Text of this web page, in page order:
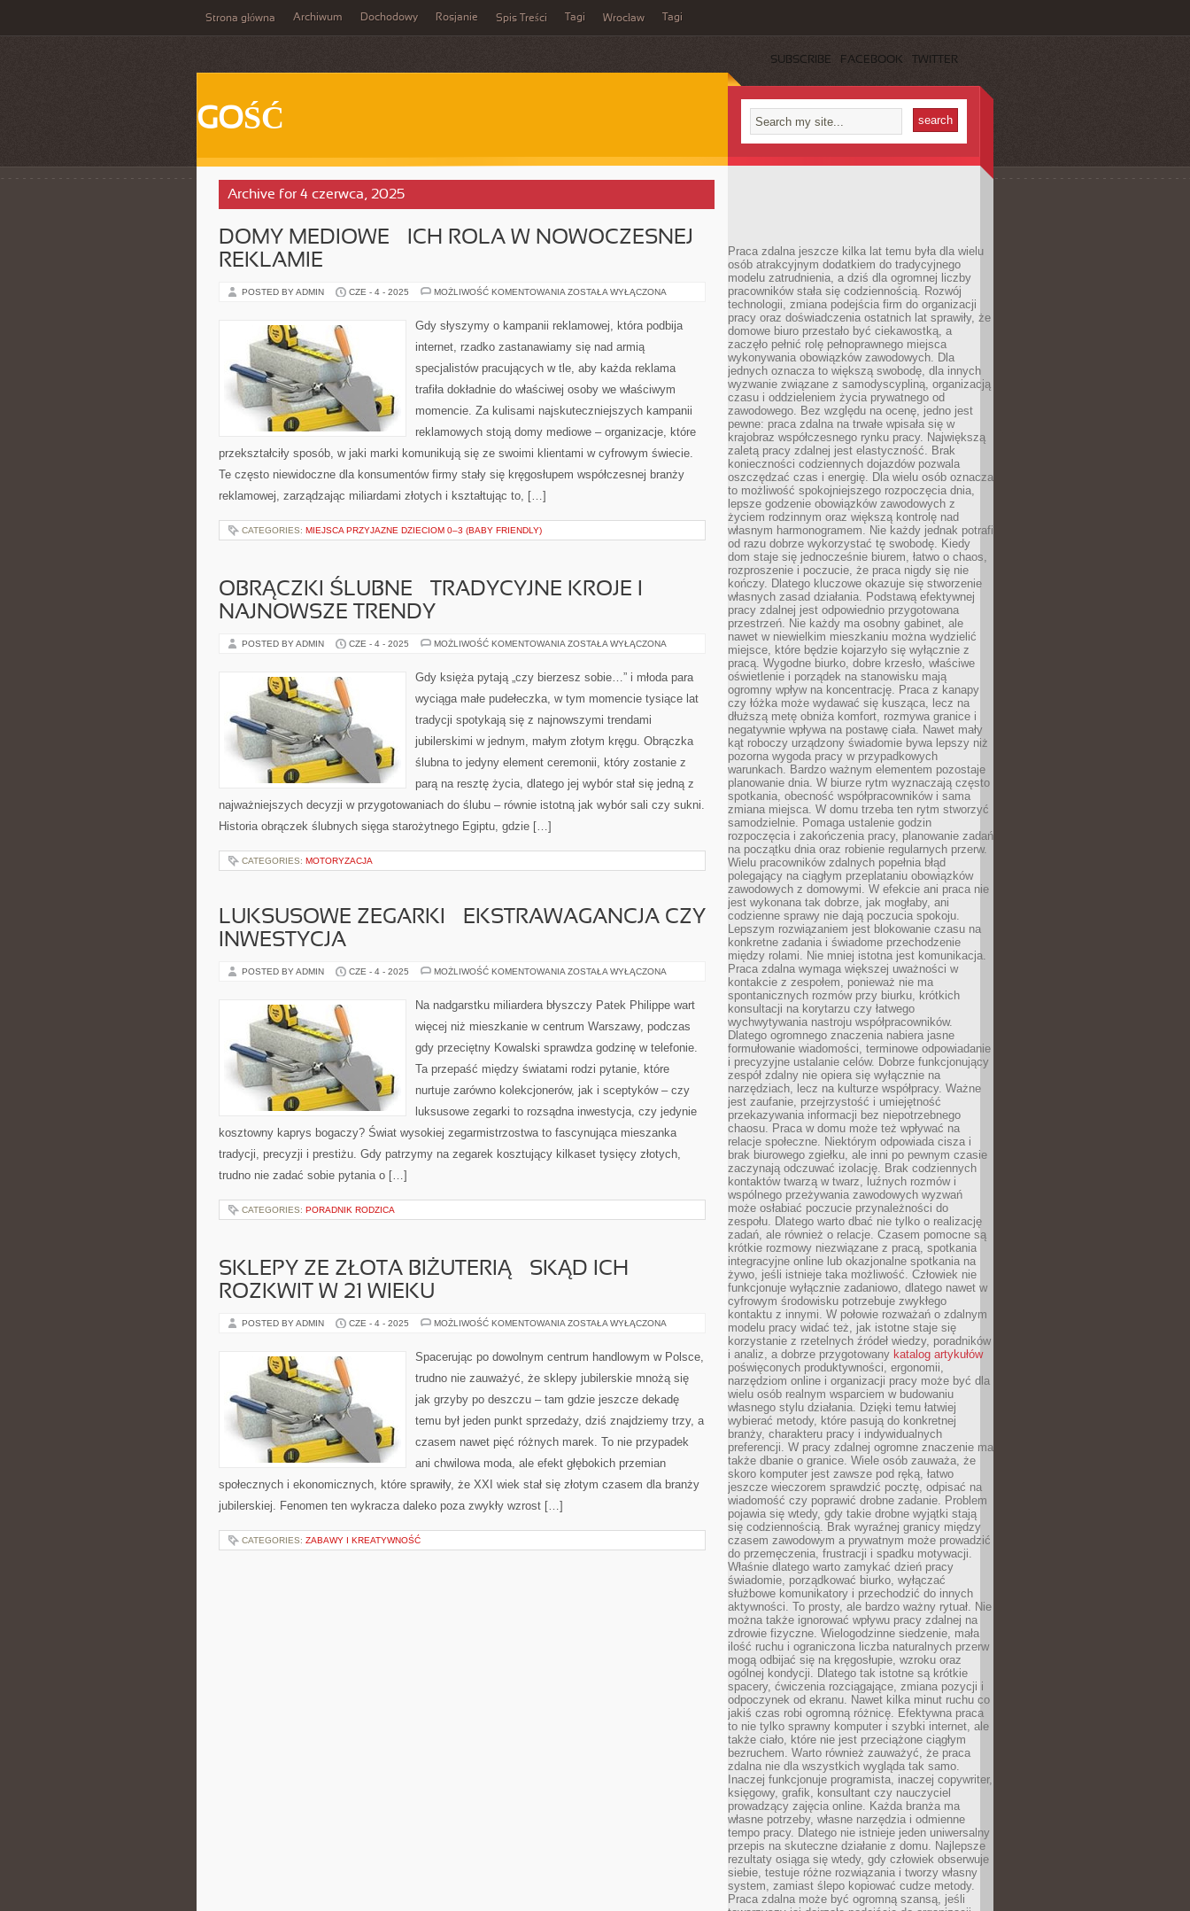
Strona główna Archiwum Dochodowy Rosjanie Spis Treści Tagi Wrocław Tagi
SUBSCRIBE FACEBOOK TWITTER
GOŚĆ
Archive for 4 czerwca, 2025
DOMY MEDIOWE – ICH ROLA W NOWOCZESNEJ
REKLAMIE
POSTED BY ADMIN CZE - 4 - 2025 MOŻLIWOŚĆ KOMENTOWANIA DOMY
ICH
ROLA
NOWOCZESNEJ
ZOSTAŁA WYŁĄCZONA
Gdy słyszymy o kampanii reklamowej, która podbija
internet, rzadko zastanawiamy się nad armią
specjalistów pracujących w tle, aby każda reklama
trafiła dokładnie do właściwej osoby we właściwym
momencie. Za kulisami najskuteczniejszych kampanii
reklamowych stoją domy mediowe – organizacje, które
przekształciły sposób, w jaki marki komunikują się ze swoimi klientami w cyfrowym świecie.
Te często niewidoczne dla konsumentów firmy stały się kręgosłupem współczesnej branży
reklamowej, zarządzając miliardami złotych i kształtując to, […]
CATEGORIES: MIEJSCA PRZYJAZNE DZIECIOM 0–3 (BABY FRIENDLY)
OBRĄCZKI ŚLUBNE – TRADYCYJNE KROJE I
NAJNOWSZE TRENDY
POSTED BY ADMIN CZE - 4 - 2025 MOŻLIWOŚĆ KOMENTOWANIA OBRĄCZKI
TRADYCYJNE
KROJE
NAJNOWSZE
ZOSTAŁA WYŁĄCZONA
Gdy księża pytają „czy bierzesz sobie…” i młoda para
wyciąga małe pudełeczka, w tym momencie tysiące lat
tradycji spotykają się z najnowszymi trendami
jubilerskimi w jednym, małym złotym kręgu. Obrączka
ślubna to jedyny element ceremonii, który zostanie z
parą na resztę życia, dlatego jej wybór stał się jedną z
najważniejszych decyzji w przygotowaniach do ślubu – równie istotną jak wybór sali czy sukni.
Historia obrączek ślubnych sięga starożytnego Egiptu, gdzie […]
CATEGORIES: MOTORYZACJA
LUKSUSOWE ZEGARKI – EKSTRAWAGANCJA CZY
INWESTYCJA
POSTED BY ADMIN CZE - 4 - 2025 MOŻLIWOŚĆ KOMENTOWANIA LUKSUSOWE
EKSTRAWAGANCJA
CZY
ZOSTAŁA WYŁĄCZONA
Na nadgarstku miliardera błyszczy Patek Philippe wart
więcej niż mieszkanie w centrum Warszawy, podczas
gdy przeciętny Kowalski sprawdza godzinę w telefonie.
Ta przepaść między światami rodzi pytanie, które
nurtuje zarówno kolekcjonerów, jak i sceptyków – czy
luksusowe zegarki to rozsądna inwestycja, czy jedynie
kosztowny kaprys bogaczy? Świat wysokiej zegarmistrzostwa to fascynująca mieszanka
tradycji, precyzji i prestiżu. Gdy patrzymy na zegarek kosztujący kilkaset tysięcy złotych,
trudno nie zadać sobie pytania o […]
CATEGORIES: PORADNIK RODZICA
SKLEPY ZE ZŁOTA BIŻUTERIĄ – SKĄD ICH
ROZKWIT W 21 WIEKU
POSTED BY ADMIN CZE - 4 - 2025 MOŻLIWOŚĆ KOMENTOWANIA SKLEPY
BIŻUTERIĄ
–
ICH
W
WIEKU
ZOSTAŁA WYŁĄCZONA
Spacerując po dowolnym centrum handlowym w Polsce,
trudno nie zauważyć, że sklepy jubilerskie mnożą się
jak grzyby po deszczu – tam gdzie jeszcze dekadę
temu był jeden punkt sprzedaży, dziś znajdziemy trzy, a
czasem nawet pięć różnych marek. To nie przypadek
ani chwilowa moda, ale efekt głębokich przemian
społecznych i ekonomicznych, które sprawiły, że XXI wiek stał się złotym czasem dla branży
jubilerskiej. Fenomen ten wykracza daleko poza zwykły wzrost […]
CATEGORIES: ZABAWY I KREATYWNOŚĆ
Praca zdalna jeszcze kilka lat temu była dla wielu
osób atrakcyjnym dodatkiem do tradycyjnego
modelu zatrudnienia, a dziś dla ogromnej liczby
pracowników stała się codziennością. Rozwój
technologii, zmiana podejścia firm do organizacji
pracy oraz doświadczenia ostatnich lat sprawiły, że
domowe biuro przestało być ciekawostką, a
zaczęło pełnić rolę pełnoprawnego miejsca
wykonywania obowiązków zawodowych. Dla
jednych oznacza to większą swobodę, dla innych
wyzwanie związane z samodyscypliną, organizacją
czasu i oddzieleniem życia prywatnego od
zawodowego. Bez względu na ocenę, jedno jest
pewne: praca zdalna na trwałe wpisała się w
krajobraz współczesnego rynku pracy. Największą
zaletą pracy zdalnej jest elastyczność. Brak
konieczności codziennych dojazdów pozwala
oszczędzać czas i energię. Dla wielu osób oznacza
to możliwość spokojniejszego rozpoczęcia dnia,
lepsze godzenie obowiązków zawodowych z
życiem rodzinnym oraz większą kontrolę nad
własnym harmonogramem. Nie każdy jednak potrafi
od razu dobrze wykorzystać tę swobodę. Kiedy
dom staje się jednocześnie biurem, łatwo o chaos,
rozproszenie i poczucie, że praca nigdy się nie
kończy. Dlatego kluczowe okazuje się stworzenie
własnych zasad działania. Podstawą efektywnej
pracy zdalnej jest odpowiednio przygotowana
przestrzeń. Nie każdy ma osobny gabinet, ale
nawet w niewielkim mieszkaniu można wydzielić
miejsce, które będzie kojarzyło się wyłącznie z
pracą. Wygodne biurko, dobre krzesło, właściwe
oświetlenie i porządek na stanowisku mają
ogromny wpływ na koncentrację. Praca z kanapy
czy łóżka może wydawać się kusząca, lecz na
dłuższą metę obniża komfort, rozmywa granice i
negatywnie wpływa na postawę ciała. Nawet mały
kąt roboczy urządzony świadomie bywa lepszy niż
pozorna wygoda pracy w przypadkowych
warunkach. Bardzo ważnym elementem pozostaje
planowanie dnia. W biurze rytm wyznaczają często
spotkania, obecność współpracowników i sama
zmiana miejsca. W domu trzeba ten rytm stworzyć
samodzielnie. Pomaga ustalenie godzin
rozpoczęcia i zakończenia pracy, planowanie zadań
na początku dnia oraz robienie regularnych przerw.
Wielu pracowników zdalnych popełnia błąd
polegający na ciągłym przeplataniu obowiązków
zawodowych z domowymi. W efekcie ani praca nie
jest wykonana tak dobrze, jak mogłaby, ani
codzienne sprawy nie dają poczucia spokoju.
Lepszym rozwiązaniem jest blokowanie czasu na
konkretne zadania i świadome przechodzenie
między rolami. Nie mniej istotna jest komunikacja.
Praca zdalna wymaga większej uważności w
kontakcie z zespołem, ponieważ nie ma
spontanicznych rozmów przy biurku, krótkich
konsultacji na korytarzu czy łatwego
wychwytywania nastroju współpracowników.
Dlatego ogromnego znaczenia nabiera jasne
formułowanie wiadomości, terminowe odpowiadanie
i precyzyjne ustalanie celów. Dobrze funkcjonujący
zespół zdalny nie opiera się wyłącznie na
narzędziach, lecz na kulturze współpracy. Ważne
jest zaufanie, przejrzystość i umiejętność
przekazywania informacji bez niepotrzebnego
chaosu. Praca w domu może też wpływać na
relacje społeczne. Niektórym odpowiada cisza i
brak biurowego zgiełku, ale inni po pewnym czasie
zaczynają odczuwać izolację. Brak codziennych
kontaktów twarzą w twarz, luźnych rozmów i
wspólnego przeżywania zawodowych wyzwań
może osłabiać poczucie przynależności do
zespołu. Dlatego warto dbać nie tylko o realizację
zadań, ale również o relacje. Czasem pomocne są
krótkie rozmowy niezwiązane z pracą, spotkania
integracyjne online lub okazjonalne spotkania na
żywo, jeśli istnieje taka możliwość. Człowiek nie
funkcjonuje wyłącznie zadaniowo, dlatego nawet w
cyfrowym środowisku potrzebuje zwykłego
kontaktu z innymi. W połowie rozważań o zdalnym
modelu pracy widać też, jak istotne staje się
korzystanie z rzetelnych źródeł wiedzy, poradników
i analiz, a dobrze przygotowany katalog artykułów
poświęconych produktywności, ergonomii,
narzędziom online i organizacji pracy może być dla
wielu osób realnym wsparciem w budowaniu
własnego stylu działania. Dzięki temu łatwiej
wybierać metody, które pasują do konkretnej
branży, charakteru pracy i indywidualnych
preferencji. W pracy zdalnej ogromne znaczenie ma
także dbanie o granice. Wiele osób zauważa, że
skoro komputer jest zawsze pod ręką, łatwo
jeszcze wieczorem sprawdzić pocztę, odpisać na
wiadomość czy poprawić drobne zadanie. Problem
pojawia się wtedy, gdy takie drobne wyjątki stają
się codziennością. Brak wyraźnej granicy między
czasem zawodowym a prywatnym może prowadzić
do przemęczenia, frustracji i spadku motywacji.
Właśnie dlatego warto zamykać dzień pracy
świadomie, porządkować biurko, wyłączać
służbowe komunikatory i przechodzić do innych
aktywności. To prosty, ale bardzo ważny rytuał. Nie
można także ignorować wpływu pracy zdalnej na
zdrowie fizyczne. Wielogodzinne siedzenie, mała
ilość ruchu i ograniczona liczba naturalnych przerw
mogą odbijać się na kręgosłupie, wzroku oraz
ogólnej kondycji. Dlatego tak istotne są krótkie
spacery, ćwiczenia rozciągające, zmiana pozycji i
odpoczynek od ekranu. Nawet kilka minut ruchu co
jakiś czas robi ogromną różnicę. Efektywna praca
to nie tylko sprawny komputer i szybki internet, ale
także ciało, które nie jest przeciążone ciągłym
bezruchem. Warto również zauważyć, że praca
zdalna nie dla wszystkich wygląda tak samo.
Inaczej funkcjonuje programista, inaczej copywriter,
księgowy, grafik, konsultant czy nauczyciel
prowadzący zajęcia online. Każda branża ma
własne potrzeby, własne narzędzia i odmienne
tempo pracy. Dlatego nie istnieje jeden uniwersalny
przepis na skuteczne działanie z domu. Najlepsze
rezultaty osiąga się wtedy, gdy człowiek obserwuje
siebie, testuje różne rozwiązania i tworzy własny
system, zamiast ślepo kopiować cudze metody.
Praca zdalna może być ogromną szansą, jeśli